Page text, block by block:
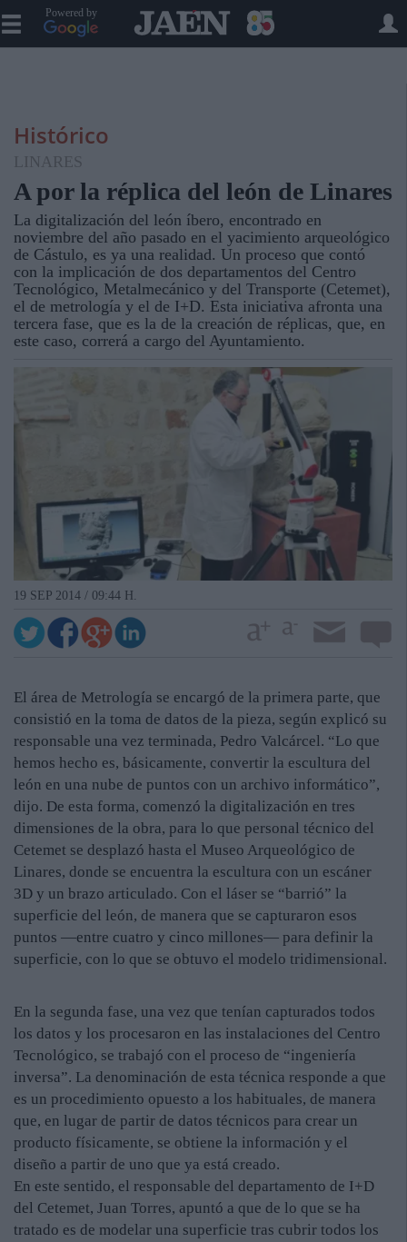
Powered by
Histórico
LINARES
A por la réplica del león de Linares
La digitalización del león íbero, encontrado en
noviembre del año pasado en el yacimiento arqueológico
de Cástulo, es ya una realidad. Un proceso que contó
con la implicación de dos departamentos del Centro
Tecnológico, Metalmecánico y del Transporte (Cetemet),
el de metrología y el de I+D. Esta iniciativa afronta una
tercera fase, que es la de la creación de réplicas, que, en
este caso, correrá a cargo del Ayuntamiento.
19 SEP 2014 / 09:44 H.
El área de Metrología se encargó de la primera parte, que
consistió en la toma de datos de la pieza, según explicó su
responsable una vez terminada, Pedro Valcárcel. “Lo que
hemos hecho es, básicamente, convertir la escultura del
león en una nube de puntos con un archivo informático”,
dijo. De esta forma, comenzó la digitalización en tres
dimensiones de la obra, para lo que personal técnico del
Cetemet se desplazó hasta el Museo Arqueológico de
Linares, donde se encuentra la escultura con un escáner
3D y un brazo articulado. Con el láser se “barrió” la
superficie del león, de manera que se capturaron esos
puntos —entre cuatro y cinco millones— para definir la
superficie, con lo que se obtuvo el modelo tridimensional.
En la segunda fase, una vez que tenían capturados todos
los datos y los procesaron en las instalaciones del Centro
Tecnológico, se trabajó con el proceso de “ingeniería
inversa”. La denominación de esta técnica responde a que
es un procedimiento opuesto a los habituales, de manera
que, en lugar de partir de datos técnicos para crear un
producto físicamente, se obtiene la información y el
diseño a partir de uno que ya está creado.
En este sentido, el responsable del departamento de I+D
del Cetemet, Juan Torres, apuntó a que de lo que se ha
tratado es de modelar una superficie tras cubrir todos los